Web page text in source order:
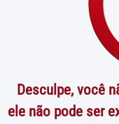
Desculpe, você
ele não pode ser